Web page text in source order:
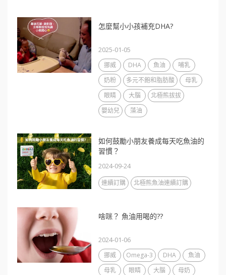
怎麼幫小小孩補充DHA?
2025-01-05
挪威 DHA 魚油
哺乳
奶粉
多元不飽和脂肪酸
母乳
眼睛
大腦
北極熊拔拔
嬰幼兒
藻油
如何鼓勵小朋友養成每天吃魚油的
習慣？
2024-09-24
連續訂購 北極熊魚油連續訂購
啥咪？ 魚油用喝的??
2024-01-06
挪威 Omega-3 DHA
魚油
母乳
眼睛 大腦
母奶